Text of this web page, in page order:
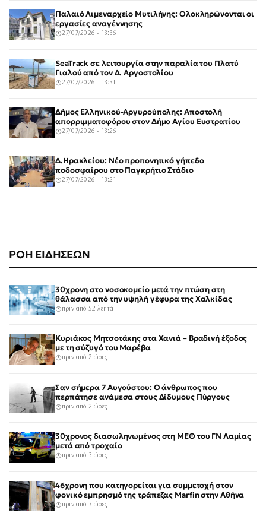
ΡΟΗ ΕΙΔΗΣΕΩΝ
30χρονη στο νοσοκομείο μετά την πτώση στη
θάλασσα από την υψηλή γέφυρα της Χαλκίδας
πριν από 52 λεπτά
Κυριάκος Μητσοτάκης στα Χανιά – Βραδινή έξοδος
με τη σύζυγό του Μαρέβα
πριν από 2 ώρες
Σαν σήμερα 7 Αυγούστου: Ο άνθρωπος που
περπάτησε ανάμεσα στους Δίδυμους Πύργους
πριν από 2 ώρες
30χρονος διασωληνωμένος στη ΜΕΘ του ΓΝ Λαμίας
μετά από τροχαίο
πριν από 3 ώρες
46χρονη που κατηγορείται για συμμετοχή στον
φονικό εμπρησμό της τράπεζας Marfin στην Αθήνα
πριν από 3 ώρες
Παλαιό Λιμεναρχείο Μυτιλήνης: Ολοκληρώνονται οι
εργασίες αναγέννησης
27/07/2026 - 13:36
SeaTrack σε λειτουργία στην παραλία του Πλατύ
Γιαλού από τον Δ. Αργοστολίου
27/07/2026 - 13:31
Δήμος Ελληνικού-Αργυρούπολης: Αποστολή
απορριμματοφόρου στον Δήμο Αγίου Ευστρατίου
27/07/2026 - 13:26
Δ.Ηρακλείου: Νέο προπονητικό γήπεδο
ποδοσφαίρου στο Παγκρήτιο Στάδιο
27/07/2026 - 13:21